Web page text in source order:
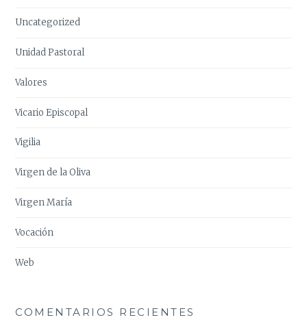
Uncategorized
Unidad Pastoral
Valores
Vicario Episcopal
Vigilia
Virgen de la Oliva
Virgen María
Vocación
Web
COMENTARIOS RECIENTES